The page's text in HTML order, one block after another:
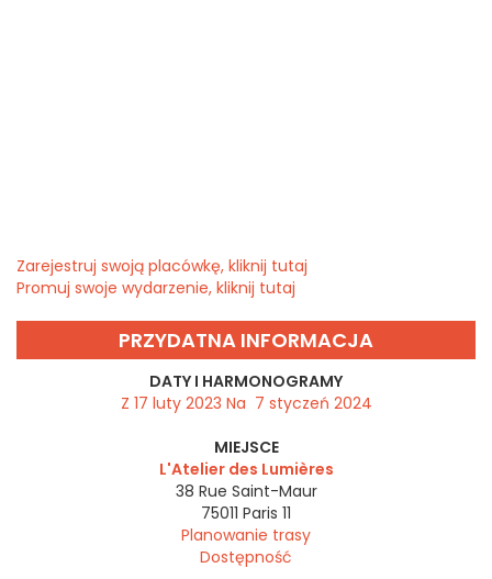
Zarejestruj swoją placówkę, kliknij tutaj
Promuj swoje wydarzenie, kliknij tutaj
PRZYDATNA INFORMACJA
DATY I HARMONOGRAMY
Z 17 luty 2023 Na 7 styczeń 2024
MIEJSCE
L'Atelier des Lumières
38 Rue Saint-Maur
75011 Paris 11
Planowanie trasy
Dostępność